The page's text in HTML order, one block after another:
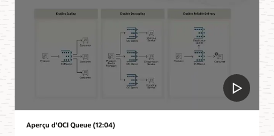
Aperçu d'OCI Queue (12:04)